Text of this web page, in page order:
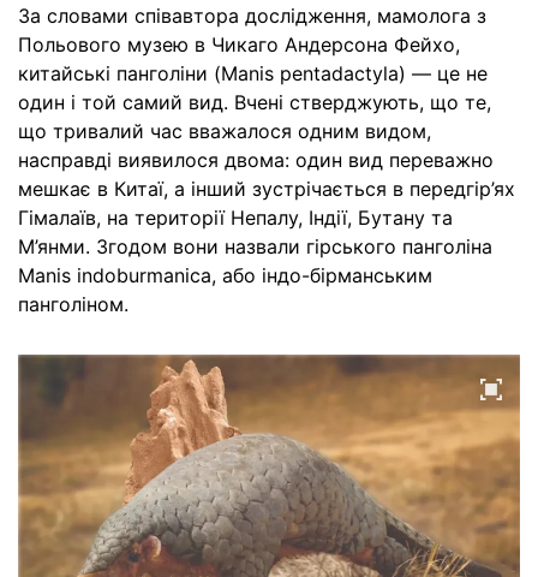
За словами співавтора дослідження, мамолога з
Польового музею в Чикаго Андерсона Фейхо,
китайські панголіни (Manis pentadactyla) — це не
один і той самий вид. Вчені стверджують, що те,
що тривалий час вважалося одним видом,
насправді виявилося двома: один вид переважно
мешкає в Китаї, а інший зустрічається в передгір’ях
Гімалаїв, на території Непалу, Індії, Бутану та
М’янми. Згодом вони назвали гірського панголіна
Manis indoburmanica, або індо-бірманським
панголіном.